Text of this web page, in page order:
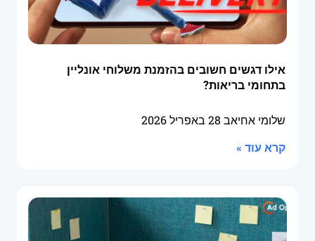
אילו דגשים חשובים בהזמנת משלוחי אונליין
בתחומי בריאות?
שלומי אחיאב 28 באפריל 2026
קרא עוד »